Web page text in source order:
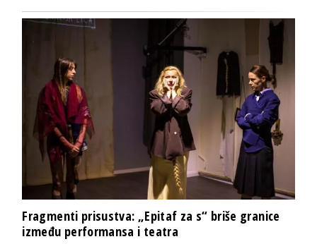
Fragmenti prisustva: „Epitaf za s“ briše granice
između performansa i teatra